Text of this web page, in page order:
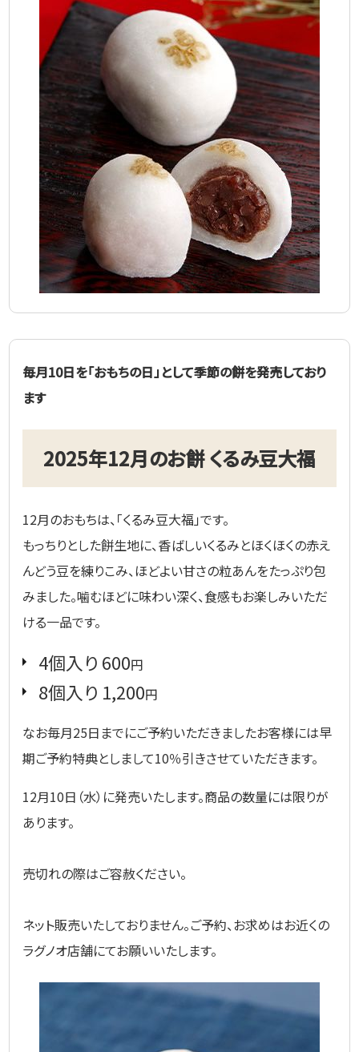
毎月10日を「おもちの日」として季節の餅を発売しており
ます
2025年12月のお餅 くるみ豆大福
12月のおもちは、「くるみ豆大福」です。
もっちりとした餅生地に、香ばしいくるみとほくほくの赤え
んどう豆を練りこみ、ほどよい甘さの粒あんをたっぷり包
みました。噛むほどに味わい深く、食感もお楽しみいただ
ける一品です。
4個入り 600円
8個入り 1,200円
なお毎月25日までにご予約いただきましたお客様には早
期ご予約特典としまして10％引きさせていただきます。
12月10日（水）に発売いたします。商品の数量には限りが
あります。
売切れの際はご容赦ください。
ネット販売いたしておりません。ご予約、お求めはお近くの
ラグノオ店舗にてお願いいたします。